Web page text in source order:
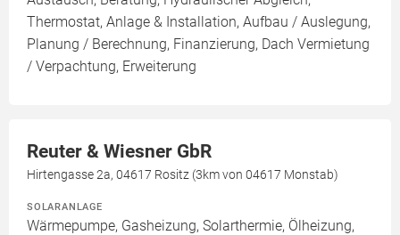
Thermostat, Anlage & Installation, Aufbau / Auslegung,
Planung / Berechnung, Finanzierung, Dach Vermietung
/ Verpachtung, Erweiterung
Reuter & Wiesner GbR
Hirtengasse 2a, 04617 Rositz (3km von 04617 Monstab)
SOLARANLAGE
Wärmepumpe, Gasheizung, Solarthermie, Ölheizung,